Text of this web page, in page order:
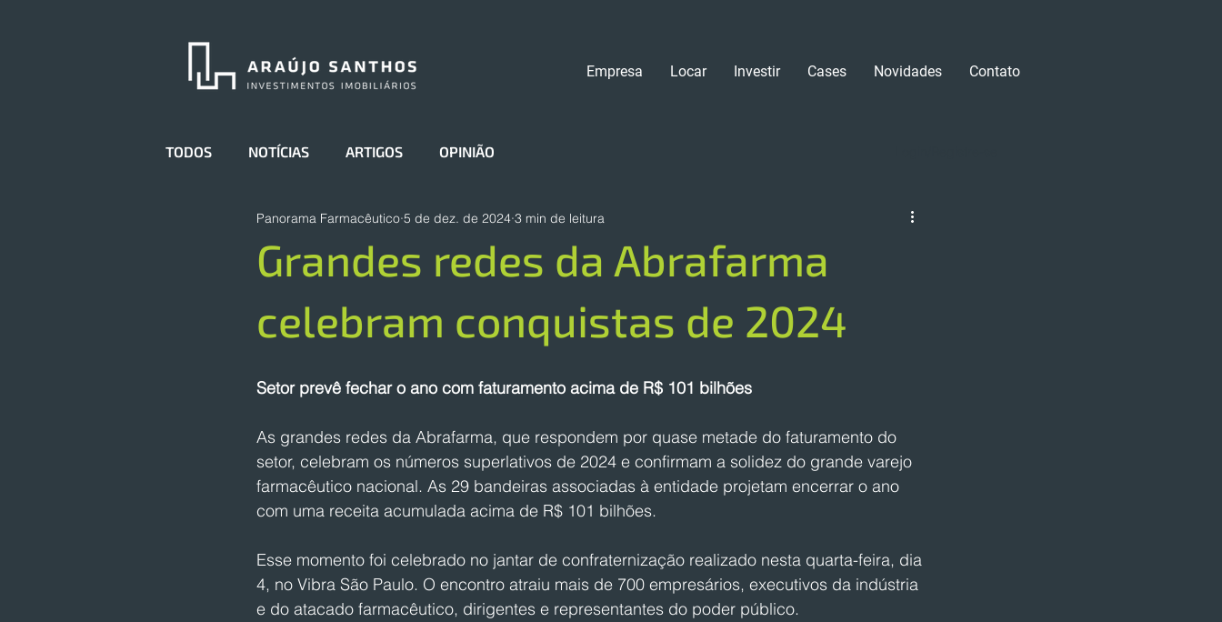
Empresa Locar Investir Cases Novidades Contato
TODOS NOTÍCIAS ARTIGOS OPINIÃO
Grandes redes da Abrafarma
celebram conquistas de 2024
Panorama Farmacêutico 5 de dez. de 2024 3 min de leitura
Setor prevê fechar o ano com faturamento acima de R$ 101 bilhões
As grandes redes da Abrafarma, que respondem por quase metade do faturamento do
setor, celebram os números superlativos de 2024 e confirmam a solidez do grande varejo
farmacêutico nacional. As 29 bandeiras associadas à entidade projetam encerrar o ano
com uma receita acumulada acima de R$ 101 bilhões.
Esse momento foi celebrado no jantar de confraternização realizado nesta quarta-feira, dia
4, no Vibra São Paulo. O encontro atraiu mais de 700 empresários, executivos da indústria
e do atacado farmacêutico, dirigentes e representantes do poder público.